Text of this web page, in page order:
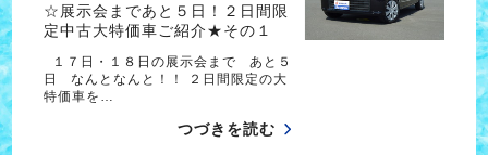
☆展示会まであと５日！２日間限
定中古大特価車ご紹介★その１
１７日・１８日の展示会まで あと５
日 なんとなんと！！ ２日間限定の大
特価車を…
つづきを読む